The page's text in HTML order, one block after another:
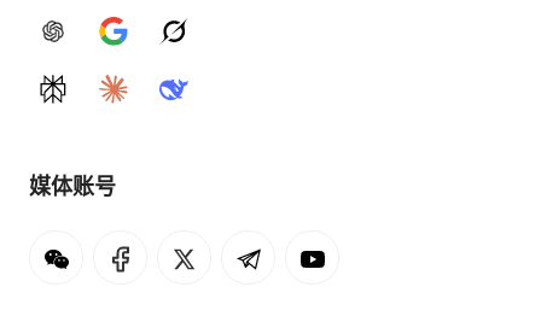
ChatGPTGoogle AIGrok
PerplexityClaudeDeepSeek
媒体账号